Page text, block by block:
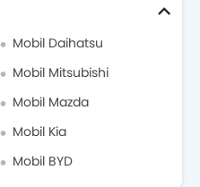
Mobil Daihatsu
Mobil Mitsubishi
Mobil Mazda
Mobil Kia
Mobil BYD